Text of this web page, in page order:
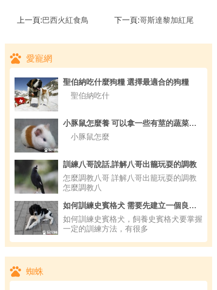
上一頁:巴西火紅食鳥 下一頁:哥斯達黎加紅尾
愛寵網
聖伯納吃什麼狗糧 選擇最適合的狗糧
聖伯納吃什
小豚鼠怎麼養 可以拿一些有莖的蔬菜給它們
小豚鼠怎麼
訓練八哥說話,詳解八哥出籠玩耍的調教
怎麼調教八哥 詳解八哥出籠玩耍的調教
怎麼調教八
如何訓練史賓格犬 需要先建立一個良好的關系
如何訓練史賓格犬，飼養史賓格犬要掌握
一定的訓練方法，有很多
蜘蛛